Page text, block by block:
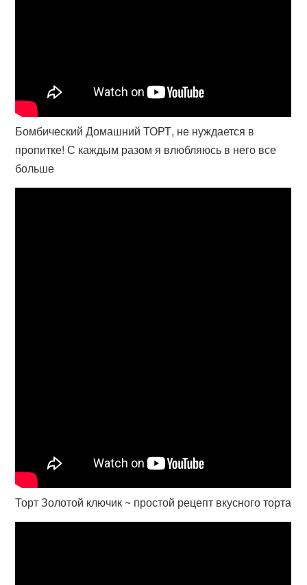
Бомбический Домашний ТОРТ, не нуждается в
пропитке! С каждым разом я влюбляюсь в него все
больше
Торт Золотой ключик ~ простой рецепт вкусного торта